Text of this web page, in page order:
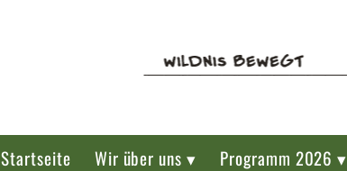
Startseite Wir über uns ▾ Programm 2026 ▾